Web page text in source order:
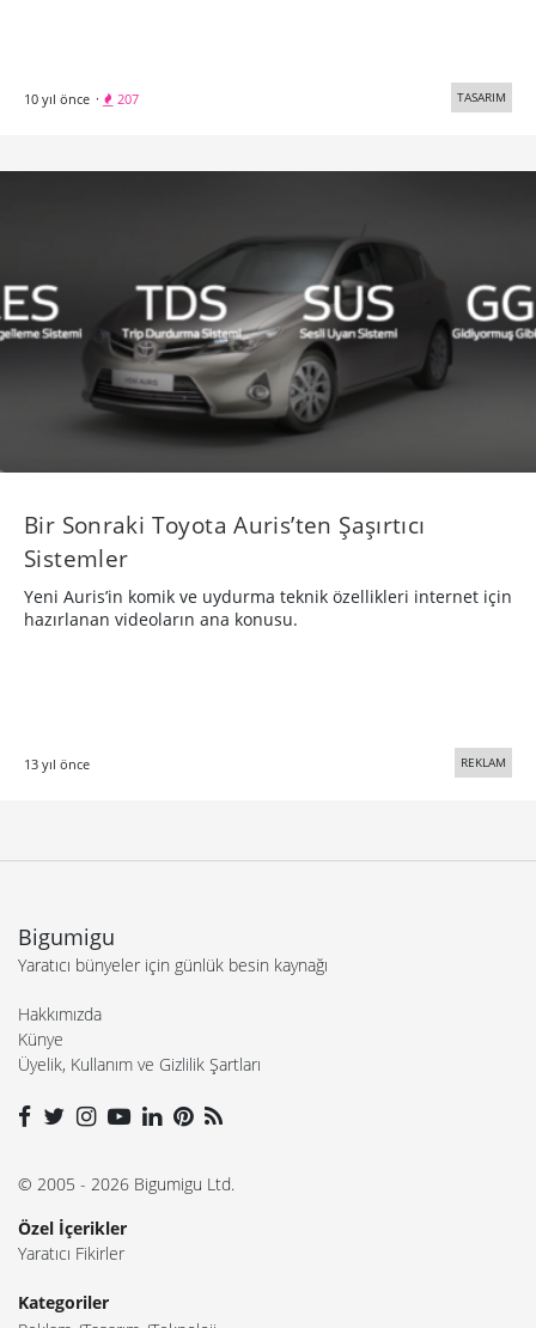
10 yıl önce · 207 TASARIM
Bir Sonraki Toyota Auris’ten Şaşırtıcı
Sistemler
Yeni Auris’in komik ve uydurma teknik özellikleri internet için
hazırlanan videoların ana konusu.
13 yıl önce REKLAM
Bigumigu
Yaratıcı bünyeler için günlük besin kaynağı
Hakkımızda
Künye
Üyelik, Kullanım ve Gizlilik Şartları
© 2005 - 2026 Bigumigu Ltd.
Özel İçerikler
Yaratıcı Fikirler
Kategoriler